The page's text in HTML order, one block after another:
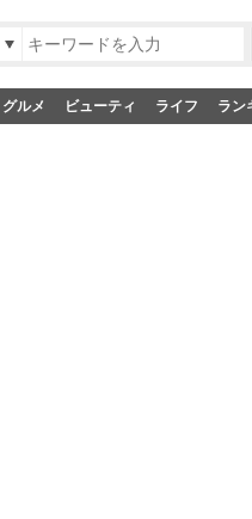
グルメ ビューティ ライフ ラン